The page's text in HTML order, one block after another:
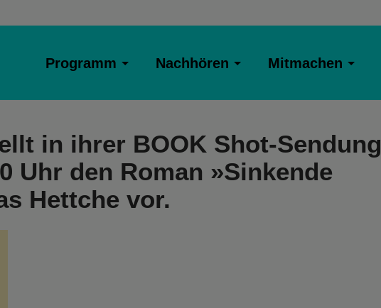
Programm Nachhören Mitmachen
in ihrer BOOK Shot-Sendung
Uhr den Roman »Sinkende
Hettche vor.